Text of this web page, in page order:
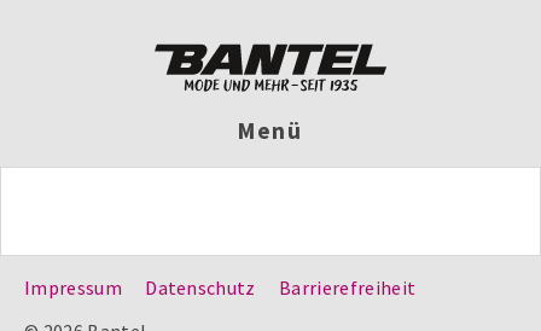
Menü
Impressum Datenschutz
Barrierefreiheit